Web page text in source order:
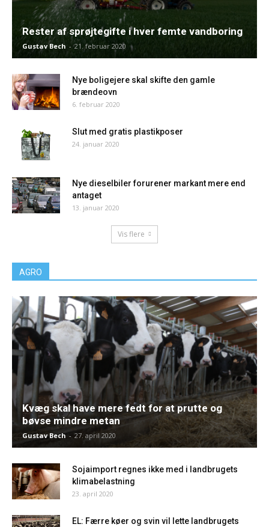
Rester af sprøjtegifte i hver femte vandboring
Gustav Bech - 21. februar 2020
Nye boligejere skal skifte den gamle
brændeovn
6. februar 2020
Slut med gratis plastikposer
24. januar 2020
Nye dieselbiler forurener markant mere end
antaget
13. januar 2020
Vis flere
AGRO
Kvæg skal have mere fedt for at prutte og
bøvse mindre metan
Gustav Bech - 27. april 2020
Sojaimport regnes ikke med i landbrugets
klimabelastning
23. april 2020
EL: Færre køer og svin vil lette landbrugets